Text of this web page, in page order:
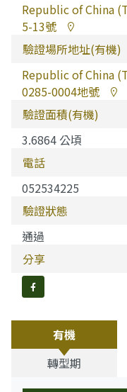
Republic of China
5-13號
驗證場所地址(有機)
Republic of China
0285-0004地號
驗證面積(有機)
3.6864 公頃
電話
052534225
驗證狀態
通過
分享
有機
轉型期